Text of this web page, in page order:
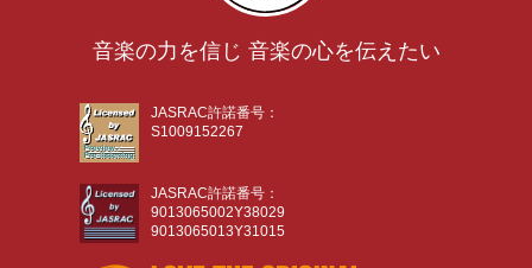
音楽の力を信じ 音楽の心を伝えたい
JASRAC許諾番号：
S1009152267
JASRAC許諾番号：
9013065002Y38029
9013065013Y31015